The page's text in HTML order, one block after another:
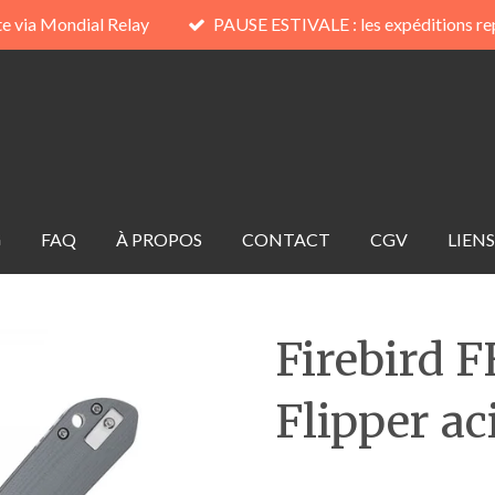
via Mondial Relay PAUSE ESTIVALE : les expéditions
FAQ À PROPOS CONTACT CGV LIENS
Firebird
Flipper